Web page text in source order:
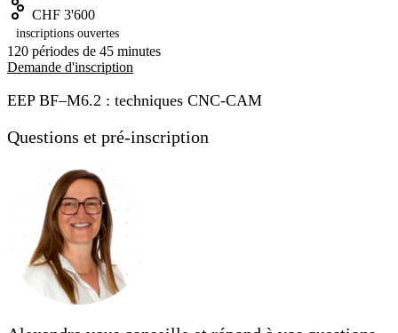
CHF 3'600
inscriptions ouvertes
120 périodes de 45 minutes
Demande d'inscription
EEP BF–M6.2 : techniques CNC-CAM
Questions et pré-inscription